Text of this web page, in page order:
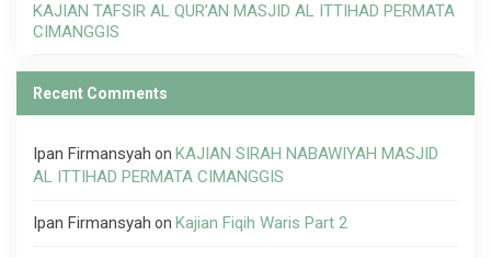
KAJIAN TAFSIR AL QUR’AN MASJID AL ITTIHAD PERMATA
CIMANGGIS
Recent Comments
Ipan Firmansyah on KAJIAN SIRAH NABAWIYAH MASJID
AL ITTIHAD PERMATA CIMANGGIS
Ipan Firmansyah on Kajian Fiqih Waris Part 2